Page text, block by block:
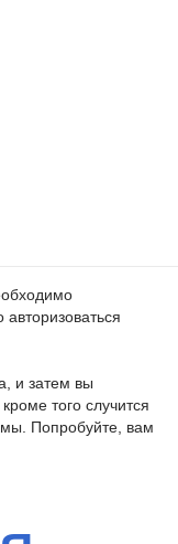
и затем вы
того случится
Попробуйте, вам